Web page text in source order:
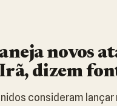
novos
dizem
consideram